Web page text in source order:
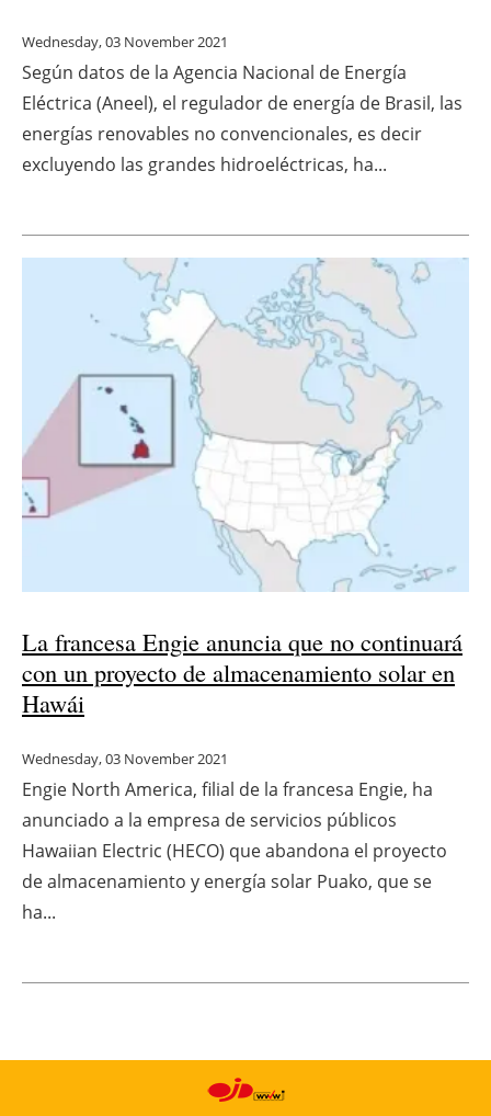
Wednesday, 03 November 2021
Según datos de la Agencia Nacional de Energía
Eléctrica (Aneel), el regulador de energía de Brasil, las
energías renovables no convencionales, es decir
excluyendo las grandes hidroeléctricas, ha...
La francesa Engie anuncia que no continuará
con un proyecto de almacenamiento solar en
Hawái
Wednesday, 03 November 2021
Engie North America, filial de la francesa Engie, ha
anunciado a la empresa de servicios públicos
Hawaiian Electric (HECO) que abandona el proyecto
de almacenamiento y energía solar Puako, que se
ha...